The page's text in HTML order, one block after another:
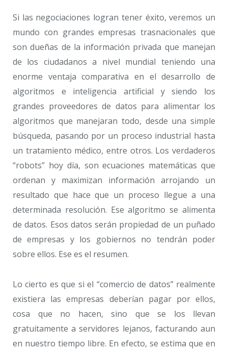
Si las negociaciones logran tener éxito, veremos un
mundo con grandes empresas trasnacionales que
son dueñas de la información privada que manejan
de los ciudadanos a nivel mundial teniendo una
enorme ventaja comparativa en el desarrollo de
algoritmos e inteligencia artificial y siendo los
grandes proveedores de datos para alimentar los
algoritmos que manejaran todo, desde una simple
búsqueda, pasando por un proceso industrial hasta
un tratamiento médico, entre otros. Los verdaderos
“robots” hoy día, son ecuaciones matemáticas que
ordenan y maximizan información arrojando un
resultado que hace que un proceso llegue a una
determinada resolución. Ese algoritmo se alimenta
de datos. Esos datos serán propiedad de un puñado
de empresas y los gobiernos no tendrán poder
sobre ellos. Ese es el resumen.
Lo cierto es que si el “comercio de datos” realmente
existiera las empresas deberían pagar por ellos,
cosa que no hacen, sino que se los llevan
gratuitamente a servidores lejanos, facturando aun
en nuestro tiempo libre. En efecto, se estima que en